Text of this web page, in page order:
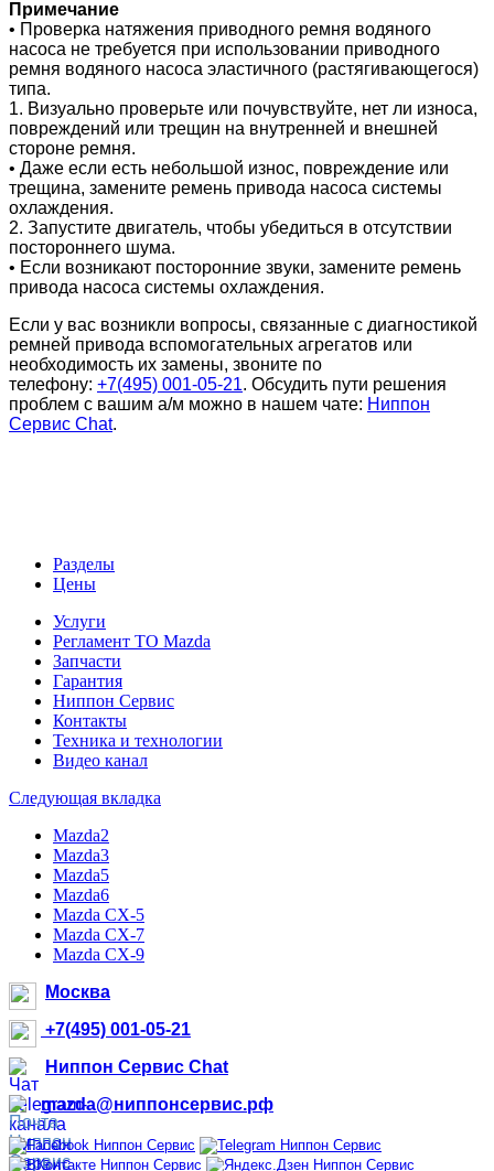
Примечание
• Проверка натяжения приводного ремня водяного
насоса не требуется при использовании приводного
ремня водяного насоса эластичного (растягивающегося)
типа.
1. Визуально проверьте или почувствуйте, нет ли износа,
повреждений или трещин на внутренней и внешней
стороне ремня.
• Даже если есть небольшой износ, повреждение или
трещина, замените ремень привода насоса системы
охлаждения.
2. Запустите двигатель, чтобы убедиться в отсутствии
постороннего шума.
• Если возникают посторонние звуки, замените ремень
привода насоса системы охлаждения.
Если у вас возникли вопросы, связанные с диагностикой
ремней привода вспомогательных агрегатов или
необходимость их замены, звоните по
телефону: +7(495) 001-05-21. Обсудить пути решения
проблем с вашим а/м можно в нашем чате: Ниппон
Сервис Chat.
Разделы
Цены
Услуги
Регламент ТО Mazda
Запчасти
Гарантия
Ниппон Сервис
Контакты
Техника и технологии
Видео канал
Следующая вкладка
Mazda2
Mazda3
Mazda5
Mazda6
Mazda CX-5
Mazda CX-7
Mazda CX-9
Москва
+7(495) 001-05-21
Ниппон Сервис Chat
mazda@ниппонсервис.рф